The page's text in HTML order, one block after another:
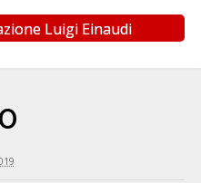
Luigi Einaudi